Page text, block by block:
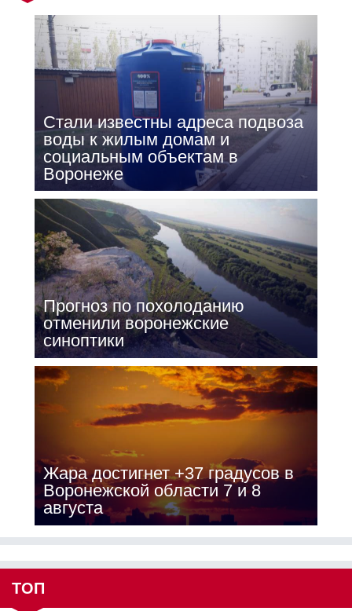
Стали известны адреса подвоза
воды к жилым домам и
социальным объектам в
Воронеже
Прогноз по похолоданию
отменили воронежские
синоптики
Жара достигнет +37 градусов в
Воронежской области 7 и 8
августа
ТОП